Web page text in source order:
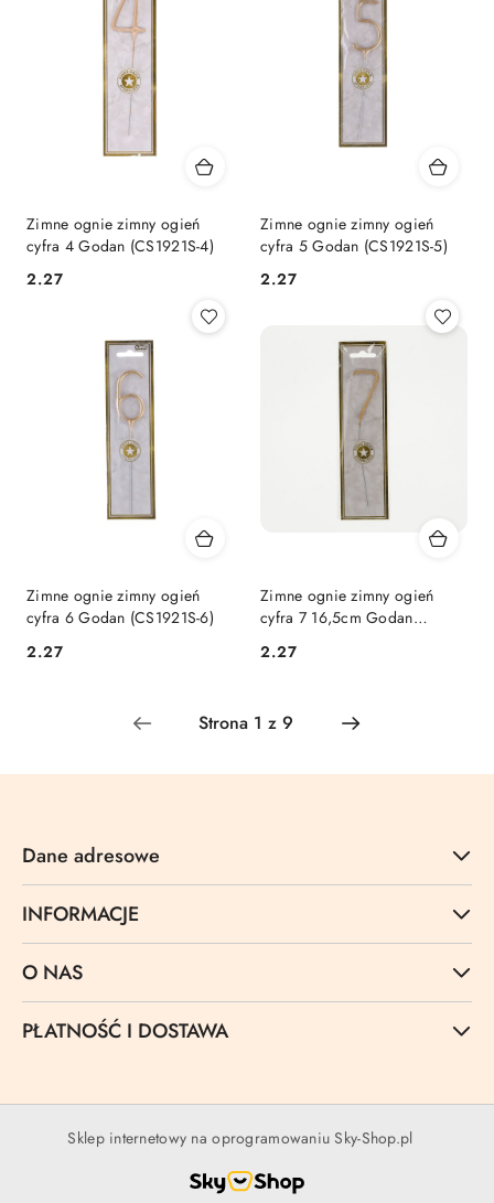
Zimne ognie zimny ogień
cyfra 4 Godan (CS1921S-4)
Cena:
2.27
Zimne ognie zimny ogień
cyfra 5 Godan (CS1921S-5)
Cena:
2.27
Zimne ognie zimny ogień
cyfra 6 Godan (CS1921S-6)
Cena:
2.27
Zimne ognie zimny ogień
cyfra 7 16,5cm Godan
Cena:
2.27
Dane adresowe
INFORMACJE
O NAS
PŁATNOŚĆ I DOSTAWA
Sklep internetowy na oprogramowaniu Sky-Shop.pl